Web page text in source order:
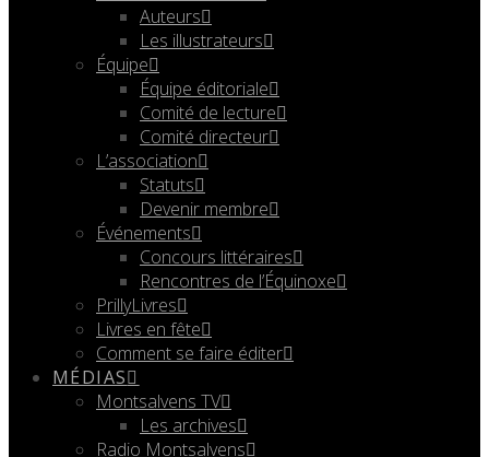
Auteurs
Les illustrateurs
Équipe
Équipe éditoriale
Comité de lecture
Comité directeur
L’association
Statuts
Devenir membre
Événements
Concours littéraires
Rencontres de l’Équinoxe
PrillyLivres
Livres en fête
Comment se faire éditer
MÉDIAS
Montsalvens TV
Les archives
Radio Montsalvens